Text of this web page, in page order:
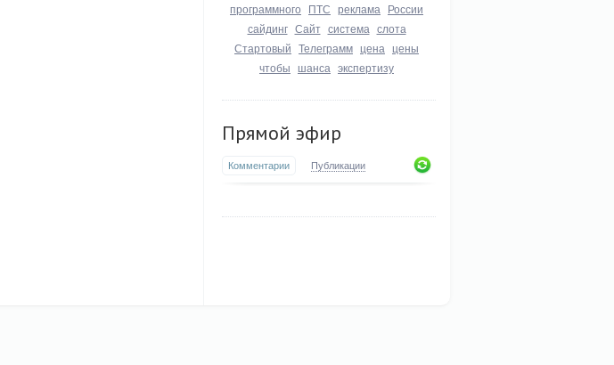
программного ПТС реклама России
сайдинг Сайт система слота
Стартовый Телеграмм цена цены
чтобы шанса экспертизу
Прямой эфир
Комментарии Публикации